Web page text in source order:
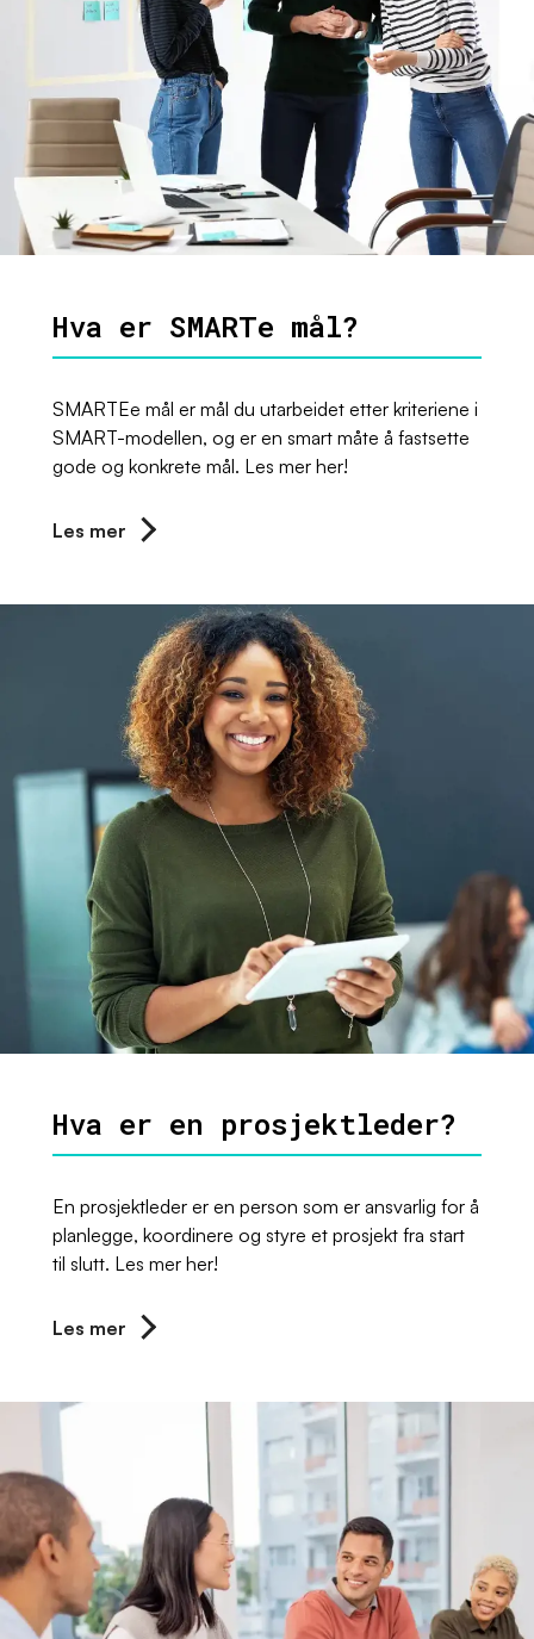
Hva er SMARTe mål?
SMARTEe mål er mål du utarbeidet etter kriteriene i
SMART-modellen, og er en smart måte å fastsette
gode og konkrete mål. Les mer her!
Les mer
Hva er en prosjektleder?
En prosjektleder er en person som er ansvarlig for å
planlegge, koordinere og styre et prosjekt fra start
til slutt. Les mer her!
Les mer